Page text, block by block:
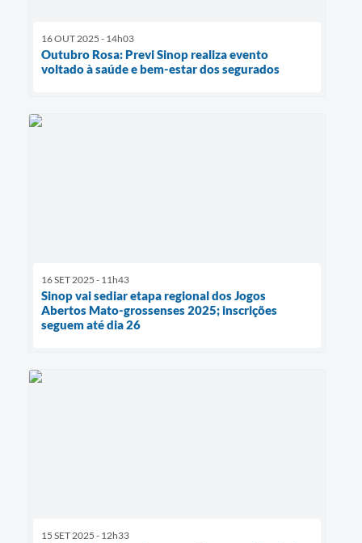
16 OUT 2025 - 14h03
Outubro Rosa: Previ Sinop realiza evento
voltado à saúde e bem-estar dos segurados
16 SET 2025 - 11h43
Sinop vai sediar etapa regional dos Jogos
Abertos Mato-grossenses 2025; inscrições
seguem até dia 26
15 SET 2025 - 12h33